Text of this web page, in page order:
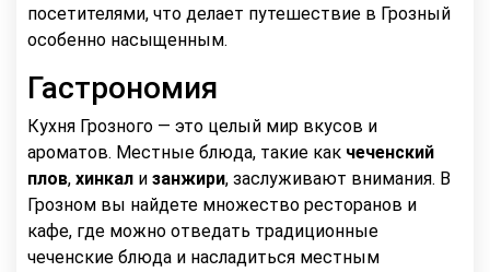
посетителями, что делает путешествие в Грозный
особенно насыщенным.
Гастрономия
Кухня Грозного — это целый мир вкусов и
ароматов. Местные блюда, такие как чеченский
плов, хинкал и занжири, заслуживают внимания. В
Грозном вы найдете множество ресторанов и
кафе, где можно отведать традиционные
чеченские блюда и насладиться местным